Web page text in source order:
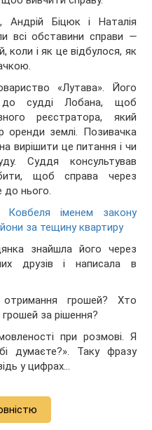
Андрій Біцюк і Наталія
всі обставини справи —
коли і як це відбулося, як
«Лутава». Його
до судді Лобана, щоб
реєстратора, який
оренди землі. Позивачка
вирішити це питання і чи
Суддя консультував
щоб справа через
до нього.
іменем закону
за тещину квартиру
знайшла його через
друзів і написала в
грошей? Хто
грошей за рішення?
при розмові. Я
думаєте?». Таку фразу
у цифрах…